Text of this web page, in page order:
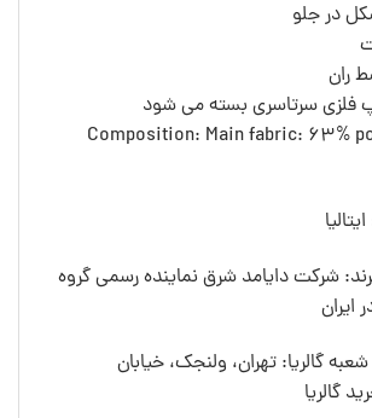
در جلو
ران
فلزی سرتاسری بسته می شود
Composition: Main fabric: 63%
شرکت دایامد شرق نماینده رسمی گروه
ایران
گالریا: تهران، ولنجک، خیابان
گالریا